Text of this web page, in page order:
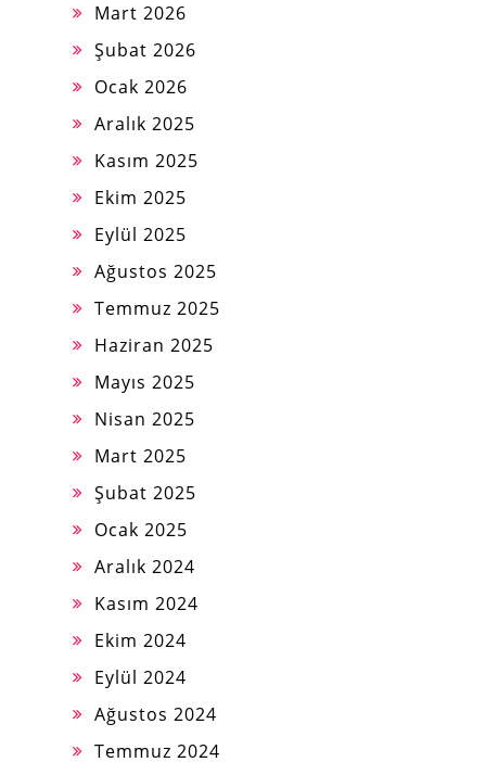
Mart 2026
Şubat 2026
Ocak 2026
Aralık 2025
Kasım 2025
Ekim 2025
Eylül 2025
Ağustos 2025
Temmuz 2025
Haziran 2025
Mayıs 2025
Nisan 2025
Mart 2025
Şubat 2025
Ocak 2025
Aralık 2024
Kasım 2024
Ekim 2024
Eylül 2024
Ağustos 2024
Temmuz 2024